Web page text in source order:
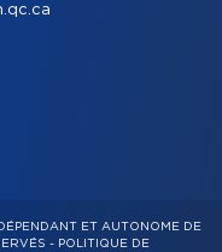
ET AUTONOME DE
- POLITIQUE DE